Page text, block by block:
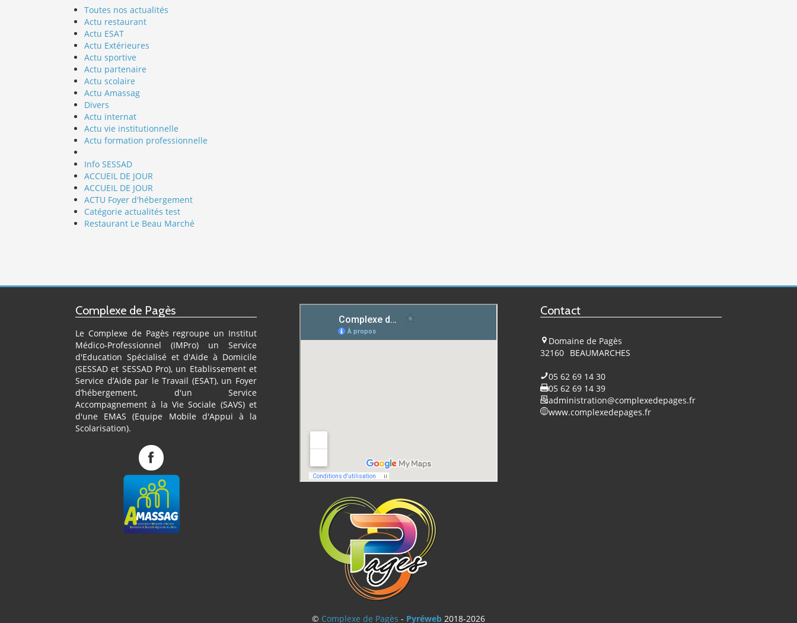
Toutes nos actualités
Actu restaurant
Actu ESAT
Actu Extérieures
Actu sportive
Actu partenaire
Actu scolaire
Actu Amassag
Divers
Actu internat
Actu vie institutionnelle
Actu formation professionnelle
Info SESSAD
ACCUEIL DE JOUR
ACCUEIL DE JOUR
ACTU Foyer d'hébergement
Catégorie actualités test
Restaurant Le Beau Marché
Complexe de Pagès
Le Complexe de Pagès regroupe un Institut
Médico-Professionnel (IMPro) un Service
d'Education Spécialisé et d'Aide à Domicile
(SESSAD et SESSAD Pro), un Etablissement et
Service d’Aide par le Travail (ESAT), un Foyer
d’hébergement, d'un Service
Accompagnement à la Vie Sociale (SAVS) et
d'une EMAS (Equipe Mobile d'Appui à la
Scolarisation).
Complexe
Pagès
sur
Contact
Domaine de Pagès
32160 BEAUMARCHES
05 62 69 14 30
05 62 69 14 39
administration@complexedepages.fr
www.complexedepages.fr
© Complexe de Pagès - Pyréweb2018-2026